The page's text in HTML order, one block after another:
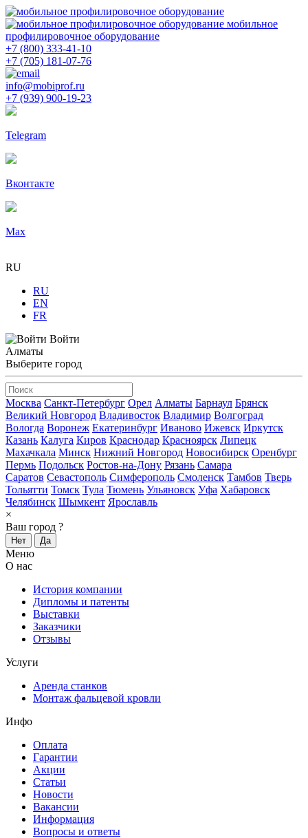
мобильное
профилировочное оборудование
+7 (800) 333-41-10
+7 (705) 181-07-76
info@mobiprof.ru
+7 (939) 900-19-23
Telegram
Вконтакте
Max
RU
RU
EN
FR
Войти
Алматы
Выберите город
Москва Санкт-Петербург Орел Алматы Барнаул Брянск
Великий Новгород Владивосток Владимир Волгоград
Вологда Воронеж Екатеринбург Иваново Ижевск Иркутск
Казань Калуга Киров Краснодар Красноярск Липецк
Махачкала Минск Нижний Новгород Новосибирск Оренбург
Пермь Подольск Ростов-на-Дону Рязань Самара
Саратов Севастополь Симферополь Смоленск Тамбов Тверь
Тольятти Томск Тула Тюмень Ульяновск Уфа Хабаровск
Челябинск Шымкент Ярославль
×
Ваш город ?
Нет Да
Меню
О нас
История компании
Дипломы и патенты
Выставки
Заказчики
Отзывы
Услуги
Аренда станков
Монтаж фальцевой кровли
Инфо
Оплата
Гарантии
Акции
Статьи
Новости
Вакансии
Информация
Вопросы и ответы